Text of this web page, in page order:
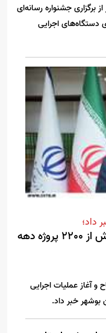
برگزاری جشنواره رسانه‌ای
دستگاه‌های اجرایی
داد؛
افتتاح و آغاز عملیات اجرایی بیش از 2200 پروژه دهه
و آغاز عملیات اجرایی